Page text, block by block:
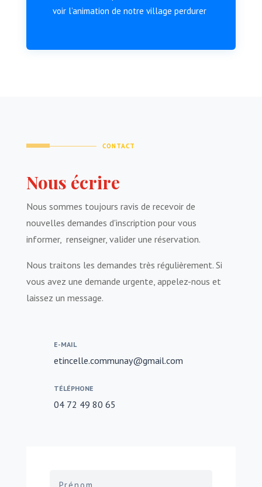
voir l’animation de notre village perdurer
CONTACT
Nous écrire
Nous sommes toujours ravis de recevoir de
nouvelles demandes d'inscription pour vous
informer, renseigner, valider une réservation.
Nous traitons les demandes très régulièrement. Si
vous avez une demande urgente, appelez-nous et
laissez un message.
E-MAIL
etincelle.communay@gmail.com
TÉLÉPHONE
04 72 49 80 65